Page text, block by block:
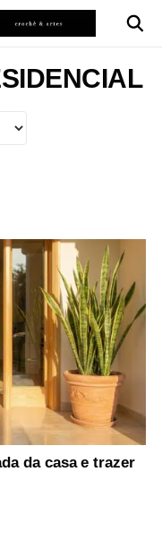
da casa e trazer